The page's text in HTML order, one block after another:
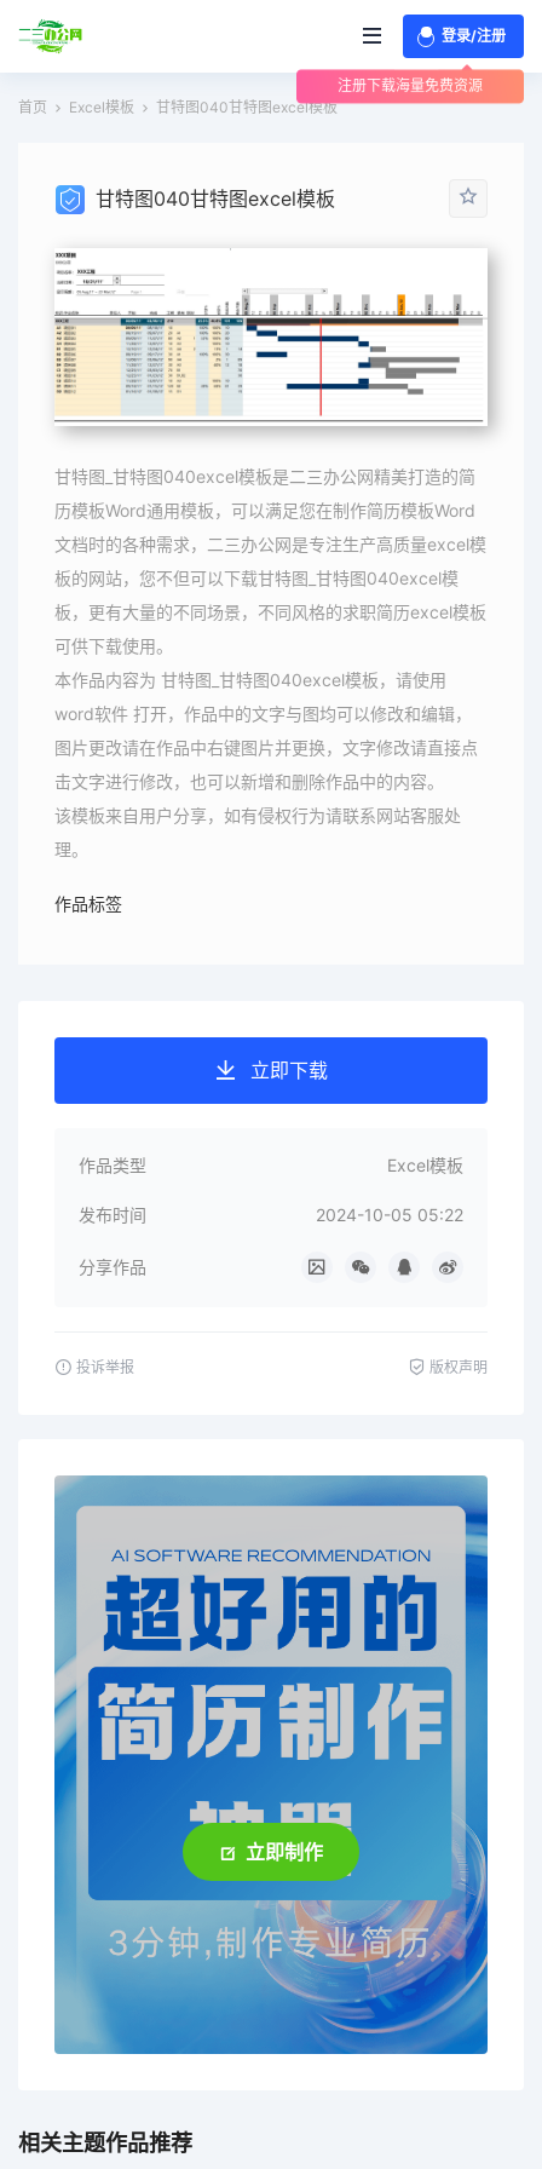
登录/注册
注册下载海量免费资源
首页 Excel模板 甘特图040甘特图excel模板
甘特图040甘特图excel模板
甘特图_甘特图040excel模板是二三办公网精美打造的简
历模板Word通用模板，可以满足您在制作简历模板Word
文档时的各种需求，二三办公网是专注生产高质量excel模
板的网站，您不但可以下载甘特图_甘特图040excel模
板，更有大量的不同场景，不同风格的求职简历excel模板
可供下载使用。
本作品内容为 甘特图_甘特图040excel模板，请使用
word软件 打开，作品中的文字与图均可以修改和编辑，
图片更改请在作品中右键图片并更换，文字修改请直接点
击文字进行修改，也可以新增和删除作品中的内容。
该模板来自用户分享，如有侵权行为请联系网站客服处
理。
作品标签
立即下载
作品类型 Excel模板
发布时间 2024-10-05 05:22
分享作品
投诉举报 版权声明
立即制作
相关主题作品推荐